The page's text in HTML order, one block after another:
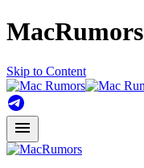
MacRumors
Skip to Content